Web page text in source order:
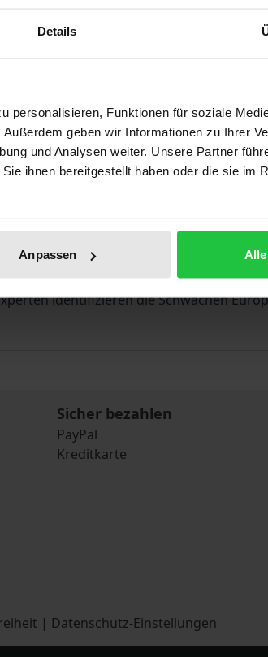
Details
personalisieren, Funktionen für soziale
geben wir Informationen zu Ihrer
und Analysen weiter. Unsere Partner
ihnen bereitgestellt haben oder die sie im
Anpassen zwischen dem
wie die politischen,
identifizieren die Schwächen
Sicher bezahlen
PayPal
Kreditkarte
| Datenschutz-Einstellungen